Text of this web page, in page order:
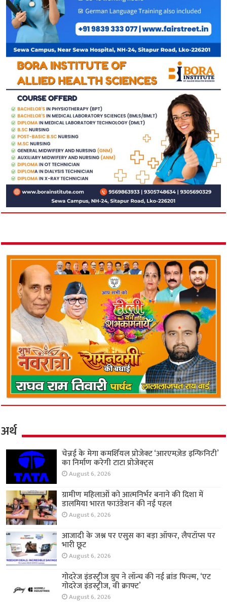
अर्थ
चेन्नई के मेगा कमर्शियल प्रोजेक्ट ‘आरएमज़ेड इन्फिनिटी’
का निर्माण करेगी टाटा प्रोजेक्ट्स
August 6, 2026
ग्रामीण महिलाओं को आत्मनिर्भर बनाने की दिशा में
डालमिया भारत फाउंडेशन की नई पहल
August 6, 2026
आजादी के जश्न पर एसुस का बड़ा ऑफर, लैपटॉप्स पर
भारी छूट
August 6, 2026
गोदरेज इंडस्ट्रीज ग्रुप ने लॉन्च की नई ब्रांड फिल्म, ‘एट
गोदरेज इंडस्ट्रीज, वी क्राफ्ट’
August 6, 2026